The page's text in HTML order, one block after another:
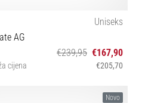
Uniseks
AG
€239,95 €167,90
cijena €205,70
Novo